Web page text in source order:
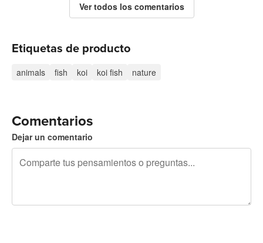
Ver todos los comentarios
Etiquetas de producto
animals fish koi koi fish nature
Comentarios
Dejar un comentario